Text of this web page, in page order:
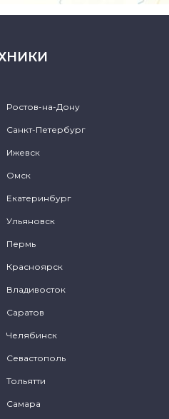
Ростов-на-Дону
Санкт-Петербург
Ижевск
Омск
Екатеринбург
Ульяновск
Пермь
Красноярск
Владивосток
Саратов
Челябинск
Севастополь
Тольятти
Самара